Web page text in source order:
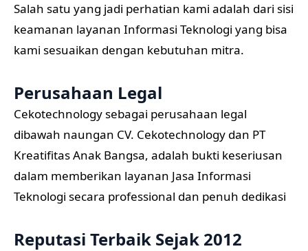
Salah satu yang jadi perhatian kami adalah dari sisi
keamanan layanan Informasi Teknologi yang bisa
kami sesuaikan dengan kebutuhan mitra.
Perusahaan Legal
Cekotechnology sebagai perusahaan legal
dibawah naungan CV. Cekotechnology dan PT
Kreatifitas Anak Bangsa, adalah bukti keseriusan
dalam memberikan layanan Jasa Informasi
Teknologi secara professional dan penuh dedikasi
Reputasi Terbaik Sejak 2012